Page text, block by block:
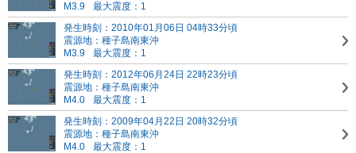
M3.9
最大震度：1
発生時刻：2010年01月06日 04時33分頃
震源地：種子島南東沖
M3.9
最大震度：1
発生時刻：2012年06月24日 22時23分頃
震源地：種子島南東沖
M4.0
最大震度：1
発生時刻：2009年04月22日 20時32分頃
震源地：種子島南東沖
M4.0
最大震度：1